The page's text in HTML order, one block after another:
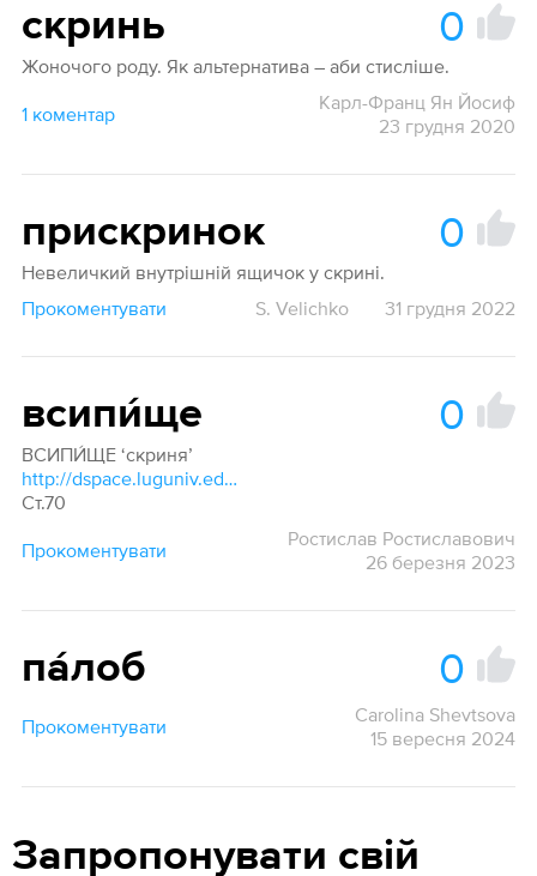
скринь 0
Жоночого роду. Як альтернатива – аби стисліше.
1 коментар
Карл-Франц Ян Йосиф
23 грудня 2020
прискринок 0
Невеличкий внутрішній ящичок у скрині.
Прокоментувати
S. Velichko 31 грудня 2022
всипи́ще 0
ВСИПИ́ЩЕ ‘скриня’
http://dspace.luguniv.edu.ua/xmlui/bitstream/handle/123456789/8840/2021 slovnik.pdf?sequence=1&isAllowed=y
Ст.70
Прокоментувати
Ростислав Ростиславович
26 березня 2023
па́лоб 0
Прокоментувати
Carolina Shevtsova
15 вересня 2024
Запропонувати свій